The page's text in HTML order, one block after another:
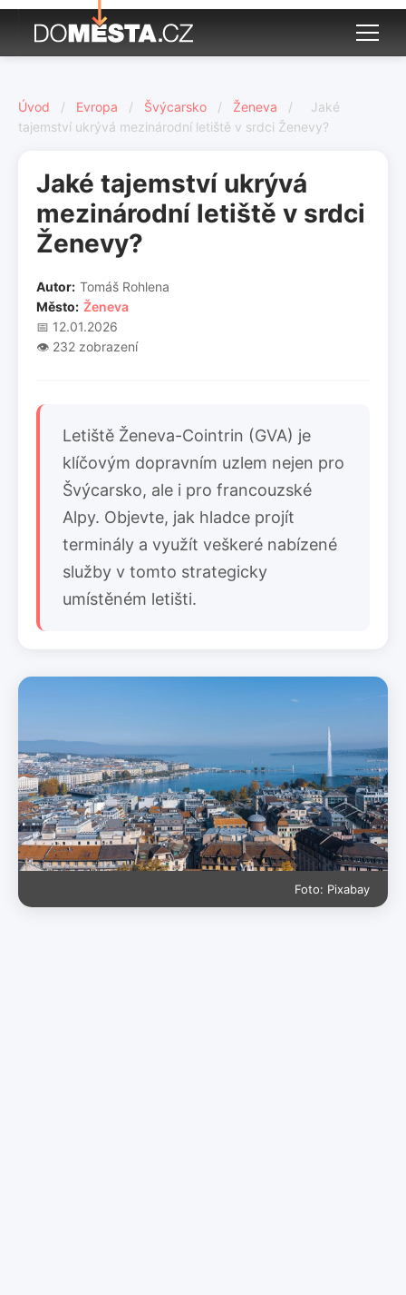
Úvod / Evropa / Švýcarsko / Ženeva /
Jaké
tajemství ukrývá mezinárodní letiště v srdci Ženevy?
Jaké tajemství ukrývá
mezinárodní letiště v srdci
Ženevy?
Autor: Tomáš Rohlena
Město: Ženeva
📅 12.01.2026
👁️ 232 zobrazení
Letiště Ženeva-Cointrin (GVA) je
klíčovým dopravním uzlem nejen pro
Švýcarsko, ale i pro francouzské
Alpy. Objevte, jak hladce projít
terminály a využít veškeré nabízené
služby v tomto strategicky
umístěném letišti.
Foto: Pixabay